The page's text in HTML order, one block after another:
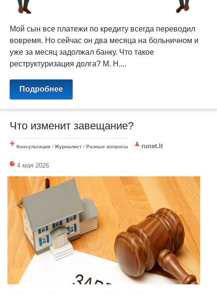
Мой сын все платежи по кредиту всегда переводил
вовремя. Но сейчас он два месяца на больничном и
уже за месяц задолжал банку. Что такое
реструктуризация долга? М. Н....
Подробнее
Что изменит завещание?
Консультация / Журналист / Разные вопросы runet.lt
4 мая 2026